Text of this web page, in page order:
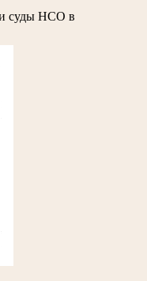
и суды НСО в